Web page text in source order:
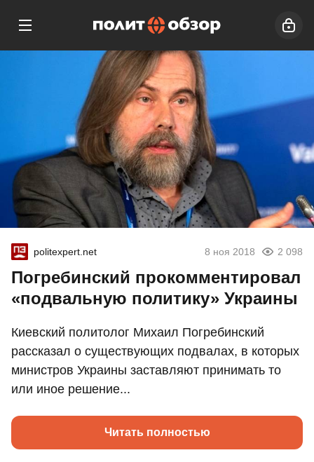
politexpert.net 8 ноя 2018 2 098
Погребинский прокомментировал
«подвальную политику» Украины
Киевский политолог Михаил Погребинский
рассказал о существующих подвалах, в которых
министров Украины заставляют принимать то
или иное решение...
Читать полностью